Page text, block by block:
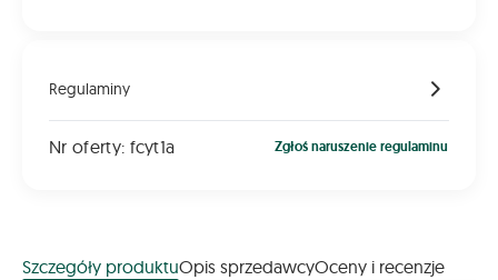
Regulaminy
Nr oferty: fcyt1a Zgłoś naruszenie regulaminu
Szczegóły produktuOpis sprzedawcyOceny i recenzje